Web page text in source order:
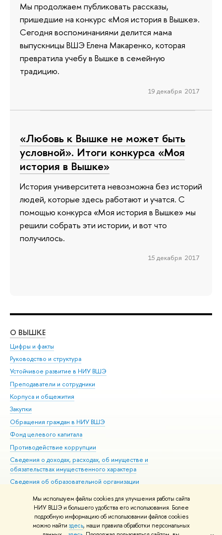
Мы используем файлы cookies для улучшения работы сайта
НИУ ВШЭ и большего удобства его использования. Более
подробную информацию об использовании файлов cookies
можно найти здесь, наши правила обработки персональных
Мы продолжаем публиковать рассказы,
пришедшие на конкурс «Моя история в Вышке».
Сегодня воспоминаниями делится мама
выпускницы ВШЭ Елена Макаренко, которая
превратила учебу в Вышке в семейную
традицию.
19 декабря 2017
«Любовь к Вышке не может быть
условной». Итоги конкурса «Моя
история в Вышке»
История университета невозможна без историй
людей, которые здесь работают и учатся. С
помощью конкурса «Моя история в Вышке» мы
решили собрать эти истории, и вот что
получилось.
15 декабря 2017
О ВЫШКЕ
Цифры и факты
Руководство и структура
Устойчивое развитие в НИУ ВШЭ
Преподаватели и сотрудники
Корпуса и общежития
Закупки
Обращения граждан в НИУ ВШЭ
Фонд целевого капитала
Противодействие коррупции
Сведения о доходах, расходах, об имуществе и
обязательствах имущественного характера
Сведения об образовательной организации
Людям с ограниченными возможностями здоровья
Единая платежная страница
Работа в Вышке